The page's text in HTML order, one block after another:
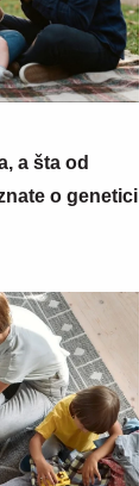
a šta od
o genetici